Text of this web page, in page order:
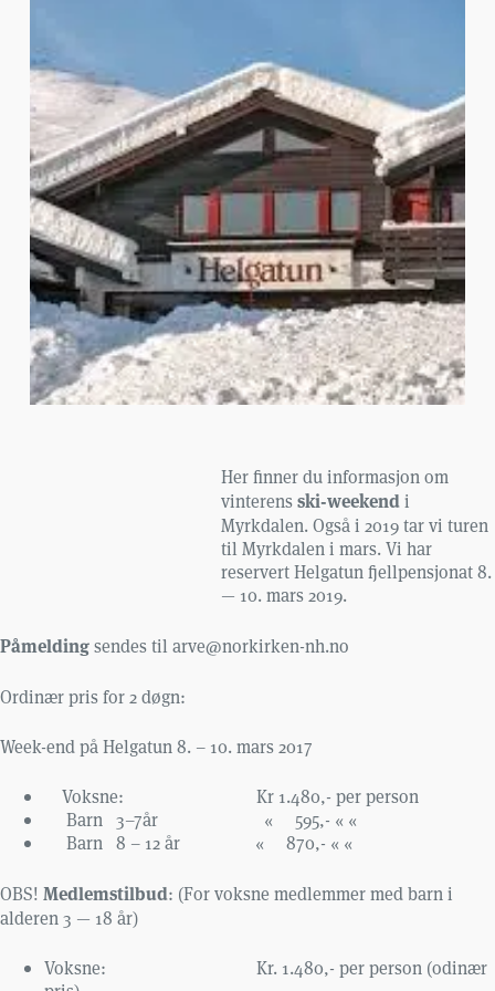
Her finner du informasjon om
vinterensski-weekendi
Myrkdalen. Også i 2019 tar vi turen
til Myrkdalen i mars. Vi har
reservert Helgatun fjellpensjonat 8.
— 10. mars 2019.
Påmeldingsendes til arve@norkirken-nh.no
Ordinær pris for 2 døgn:
Week-end på Helgatun 8. – 10. mars 2017
Voksne: Kr 1.480,- per person
Barn 3–7år « 595,- « «
Barn 8 – 12 år « 870,- « «
OBS! Medlemstilbud: (For voksne medlemmer med barn i
alderen 3 — 18 år)
Voksne: Kr. 1.480,- per person (odinær